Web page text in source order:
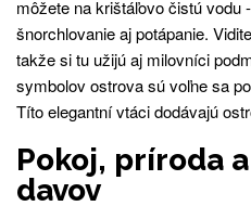
môžete na krištáľovo čistú vodu
šnorchlovanie aj potápanie.
takže si tu užijú aj milovníci
symbolov ostrova sú voľne sa
Títo elegantní vtáci dodávajú
Pokoj, príroda
davov